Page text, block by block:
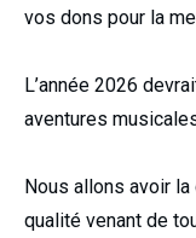
vos dons pour la
L’année 2026
aventures
Nous allons avoir
qualité venant de